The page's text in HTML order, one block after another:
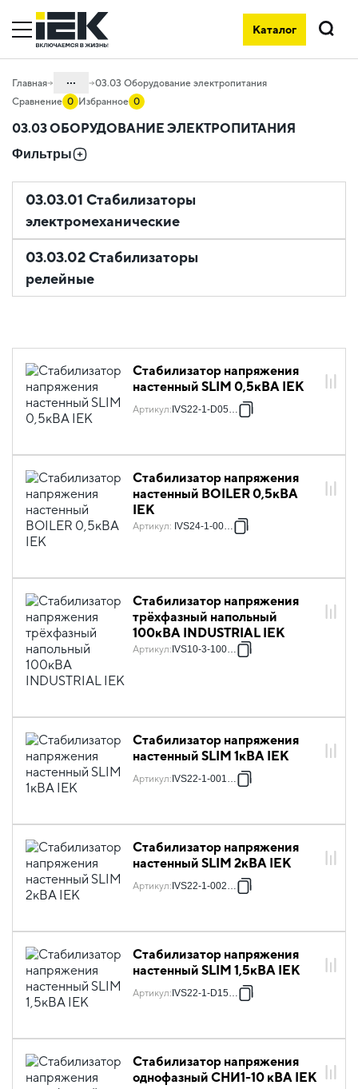
Каталог
Поиск
Главная ...
Каталог
03. Приборы учета, контроля,
измерения и оборудование
03.03 Оборудование электропитания
Сравнение 0 Избранное 0
03.03 ОБОРУДОВАНИЕ ЭЛЕКТРОПИТАНИЯ
Фильтры
03.03.01 Стабилизаторы
электромеханические
03.03.02 Стабилизаторы
релейные
Стабилизатор напряжения
настенный SLIM 0,5кВА IEK
Артикул: IVS22-1-D05-09
Стабилизатор напряжения
настенный BOILER 0,5кВА
IEK
Артикул: IVS24-1-00500
Стабилизатор напряжения
трёхфазный напольный
100кВА INDUSTRIAL IEK
Артикул: IVS10-3-100-12
Стабилизатор напряжения
настенный SLIM 1кВА IEK
Артикул: IVS22-1-001-09
Стабилизатор напряжения
настенный SLIM 2кВА IEK
Артикул: IVS22-1-002-09
Стабилизатор напряжения
настенный SLIM 1,5кВА IEK
Артикул: IVS22-1-D15-09
Стабилизатор напряжения
однофазный СНИ1-10 кВА IEK